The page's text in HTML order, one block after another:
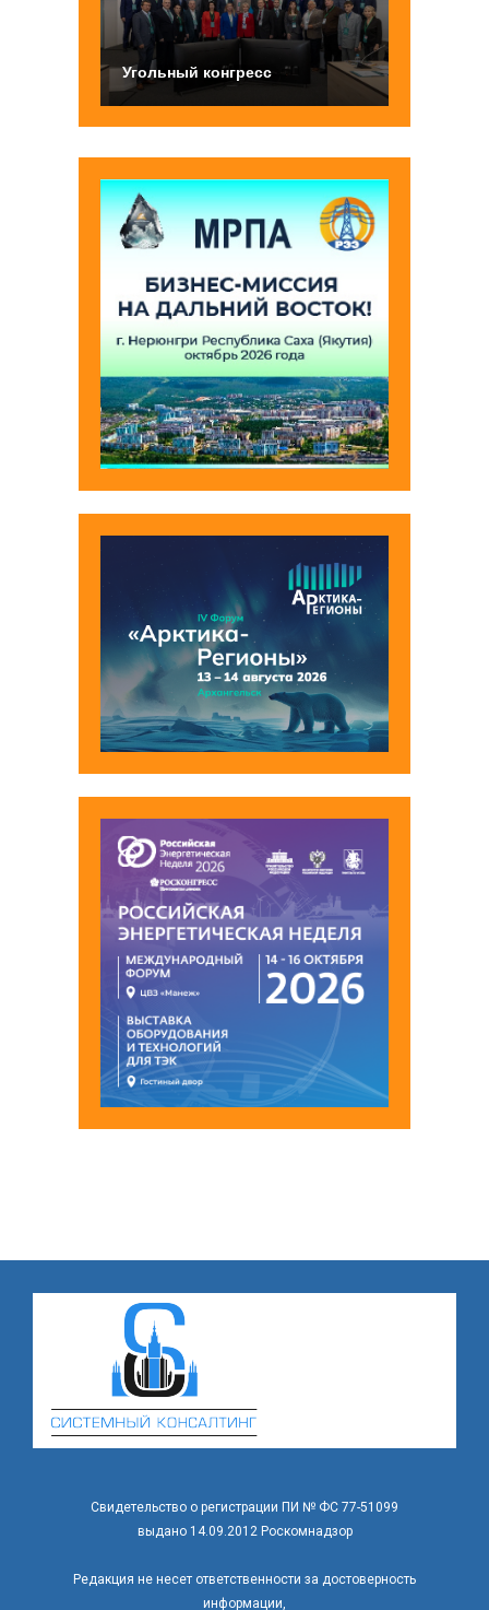
Угольный конгресс
Свидетельство о регистрации ПИ № ФС 77-51099
выдано 14.09.2012 Роскомнадзор
Редакция не несет ответственности за достоверность
информации,